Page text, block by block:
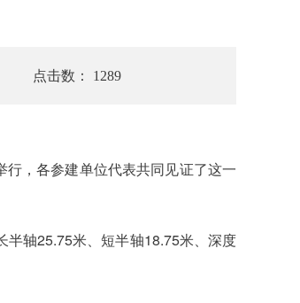
点击数： 1289
，各参建单位代表共同见证了这一
半轴25.75米、短半轴18.75米、深度